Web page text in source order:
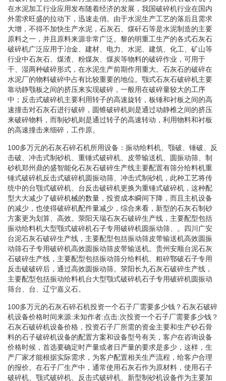
在水泥加工行业应用发布随着经济的发展，我国破碎机行业在国内
外需求旺盛的拉动下，迅速走俏。由于水泥生产工艺的落后且需求
大增，不得不加快生产水泥，石灰石、煤矸石等是水泥制造的主要
原料之一，并且原料来源非常广泛。黎的明重工生产的各式石灰石
破碎机广泛应用于冶金、建材、电力、水泥、建筑、化工、矿山等
行业中石灰石、煤渣、粉煤灰、煤炭等物料的破碎作业，可用于
干、湿两种破碎形式，在水泥生产前期作用重大。石灰石的破碎在
水泥厂的物料破碎中占有比较重要的地位。颚式石灰石破碎机主要
靠动静颚板之间的挤压来实现破碎，一般用在破碎量较大的工序
中；反击式破碎机主要利用转子的高速旋转，板锤和衬板之间的高
速撞击对石灰石进行破碎，圆锥破碎机则是通过动静椎之间的挤压
来破碎物料，而制砂机则是通过转子的高速转动，利用物料和衬板
的高速撞击来细碎，工作原。
100多万元的石灰石碎石机所用设备：振动给料机、颚破、锤破、反
击破、冲击式制砂机、重锤式破碎机、皮带输送机、圆振动筛、制
砂机郑州鼎的盛智能化石灰石破碎生产线主要配置有筛分给料机重
锤式破碎机反击式破碎机圆振动筛、冲击式制砂机，此种工艺将传
统中的台颚式破碎机、台反击破碎机更换为重锤式破碎机，这种配
型大大减少了破碎机械的数量，投资成本瞬间下降，而且主机设备
的减少，也使得破碎机配件量减少，综合来看，新型的石灰石制砂
方案更为划算、高效。荥阳天瑞石灰石破碎生产线，主要配型包括
振动给料机大型颚式破碎机石子专用破碎机圆振动筛、。四川广安
台泥石灰石破碎生产线，主要配型包括振动筛皮带输送机高效圆振
动筛石子专用破碎机高效圆振动筛皮带输送机。贵州安顺台泥石灰
石破碎生产线，主要配型包括振动筛分给料机、粗碎鄂破石子专用
反击破破碎后，通过高效圆振动筛。荥阳长九石灰石破碎生产线，
主要配型包括振动给料机台大型颚式破碎机石子专用破碎机圆振动
筛台、台、辽宁嘉义石。
100多万元的石灰石碎石机投资一个石子厂需要多少钱？石灰石破碎
机设备价格时间来源:未知作者:点击:次投资一个石子厂需要多少钱？
石灰石破碎机设备价格，投资石子厂所需的资金主要和生产砂石骨
料的石子破碎机设备的配置方案和设备型号有关，客户在咨询设备
价格时候，首选要确定时产量或者日产量的要求是多少，这样，生
产厂家才能根据实际需求，为客户配置相关生产流程，给客户合理
的报价。在石子厂生产中，通常使用石灰石作为原材料，使用石子
破碎机、颚式破碎机、反击式破碎机、新型制砂机设备作为主要加